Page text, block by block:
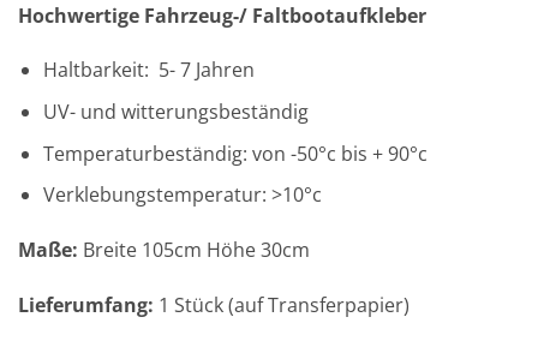
Hochwertige Fahrzeug-/ Faltbootaufkleber
Haltbarkeit: 5- 7 Jahren
UV- und witterungsbeständig
Temperaturbeständig: von -50°c bis + 90°c
Verklebungstemperatur: >10°c
Maße: Breite 105cm Höhe 30cm
Lieferumfang: 1 Stück (auf Transferpapier)